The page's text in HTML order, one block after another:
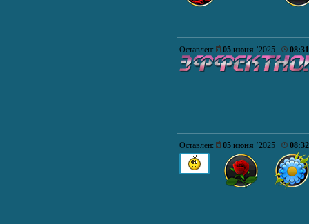
Оставлен: 05 июня ’2025 08:31
Оставлен: 05 июня ’2025 08:32